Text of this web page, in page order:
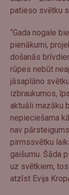
patieso svētku
“Gada nogale
pienākumi,
došanās
rūpes nebūt
jāsaplāno
izbraukumos,
aktuāli mazāku
nepieciešama
nav
pirmssvētku
gaišumu. Šāda
uz svētkiem,
atzīst Evija